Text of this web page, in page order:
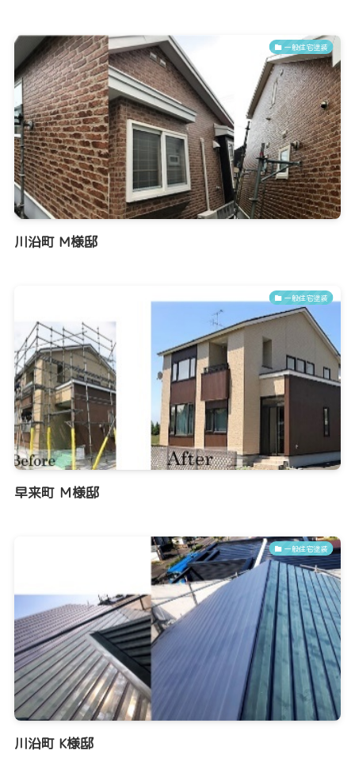
一般住宅塗装
川沿町 M様邸
一般住宅塗装
早来町 Ｍ様邸
一般住宅塗装
川沿町 K様邸